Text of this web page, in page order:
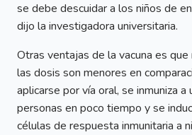
se debe descuidar a los niños de
dijo la investigadora universitaria.
Otras ventajas de la vacuna es que
las dosis son menores en
aplicarse por vía oral, se inmuniza a
personas en poco tiempo y se
células de respuesta inmunitaria a